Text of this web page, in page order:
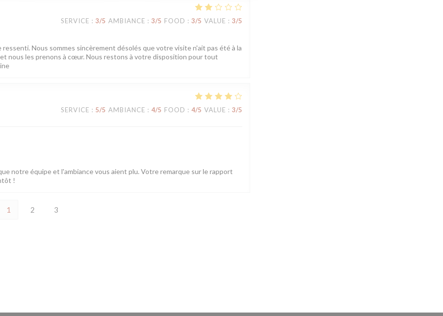
SERVICE : 3/5 AMBIANCE : 3/5 FOOD : 3/5 VALUE : 3/5
Nous sommes sincèrement désolés que votre visite n'ait pas été à la
nous les prenons à cœur. Nous restons à votre disposition pour tout
SERVICE : 5/5 AMBIANCE : 4/5 FOOD : 4/5 VALUE : 3/5
notre équipe et l'ambiance vous aient plu. Votre remarque sur le rapport
!
1 2 3